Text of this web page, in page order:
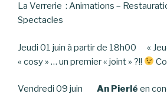
La Verrerie : Animations –
Spectacles
Jeudi 01 juin à partir de 18h00 «
« cosy » … un premier « joint » ?!!
Vendredi 09 juin An Pierlé en